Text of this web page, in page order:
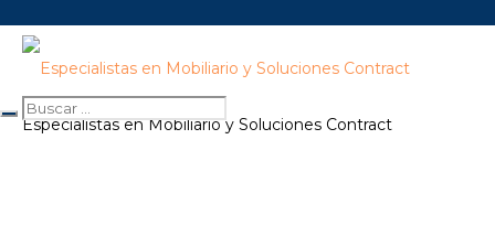
Especialistas en Mobiliario y Soluciones Contract